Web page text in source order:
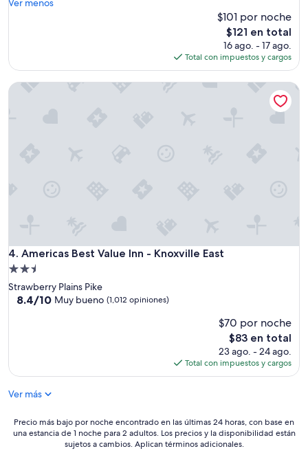
(1,293
Ver menos
$101 por noche
El
precio
actual
es
de
$121 en total
16 ago. - 17 ago.
Total con impuestos y cargos
4. Americas Best Value Inn - Knoxville East
Americas Best Value Inn - Knoxville East
Propiedad
de
2.5
Strawberry Plains Pike
8.4
8.4/10 Muy bueno (1,012 opiniones)
$70 por noche
El
precio
actual
es
$83 en total
23 ago. - 24 ago.
Total con impuestos y cargos
Americas Best Value Inn - Knoxville East
Ver más
Precio
más
Precio más bajo por noche encontrado en las últimas 24 horas, con base en
una estancia de 1 noche para 2 adultos. Los precios y la disponibilidad están
sujetos a cambios. Aplican términos adicionales.